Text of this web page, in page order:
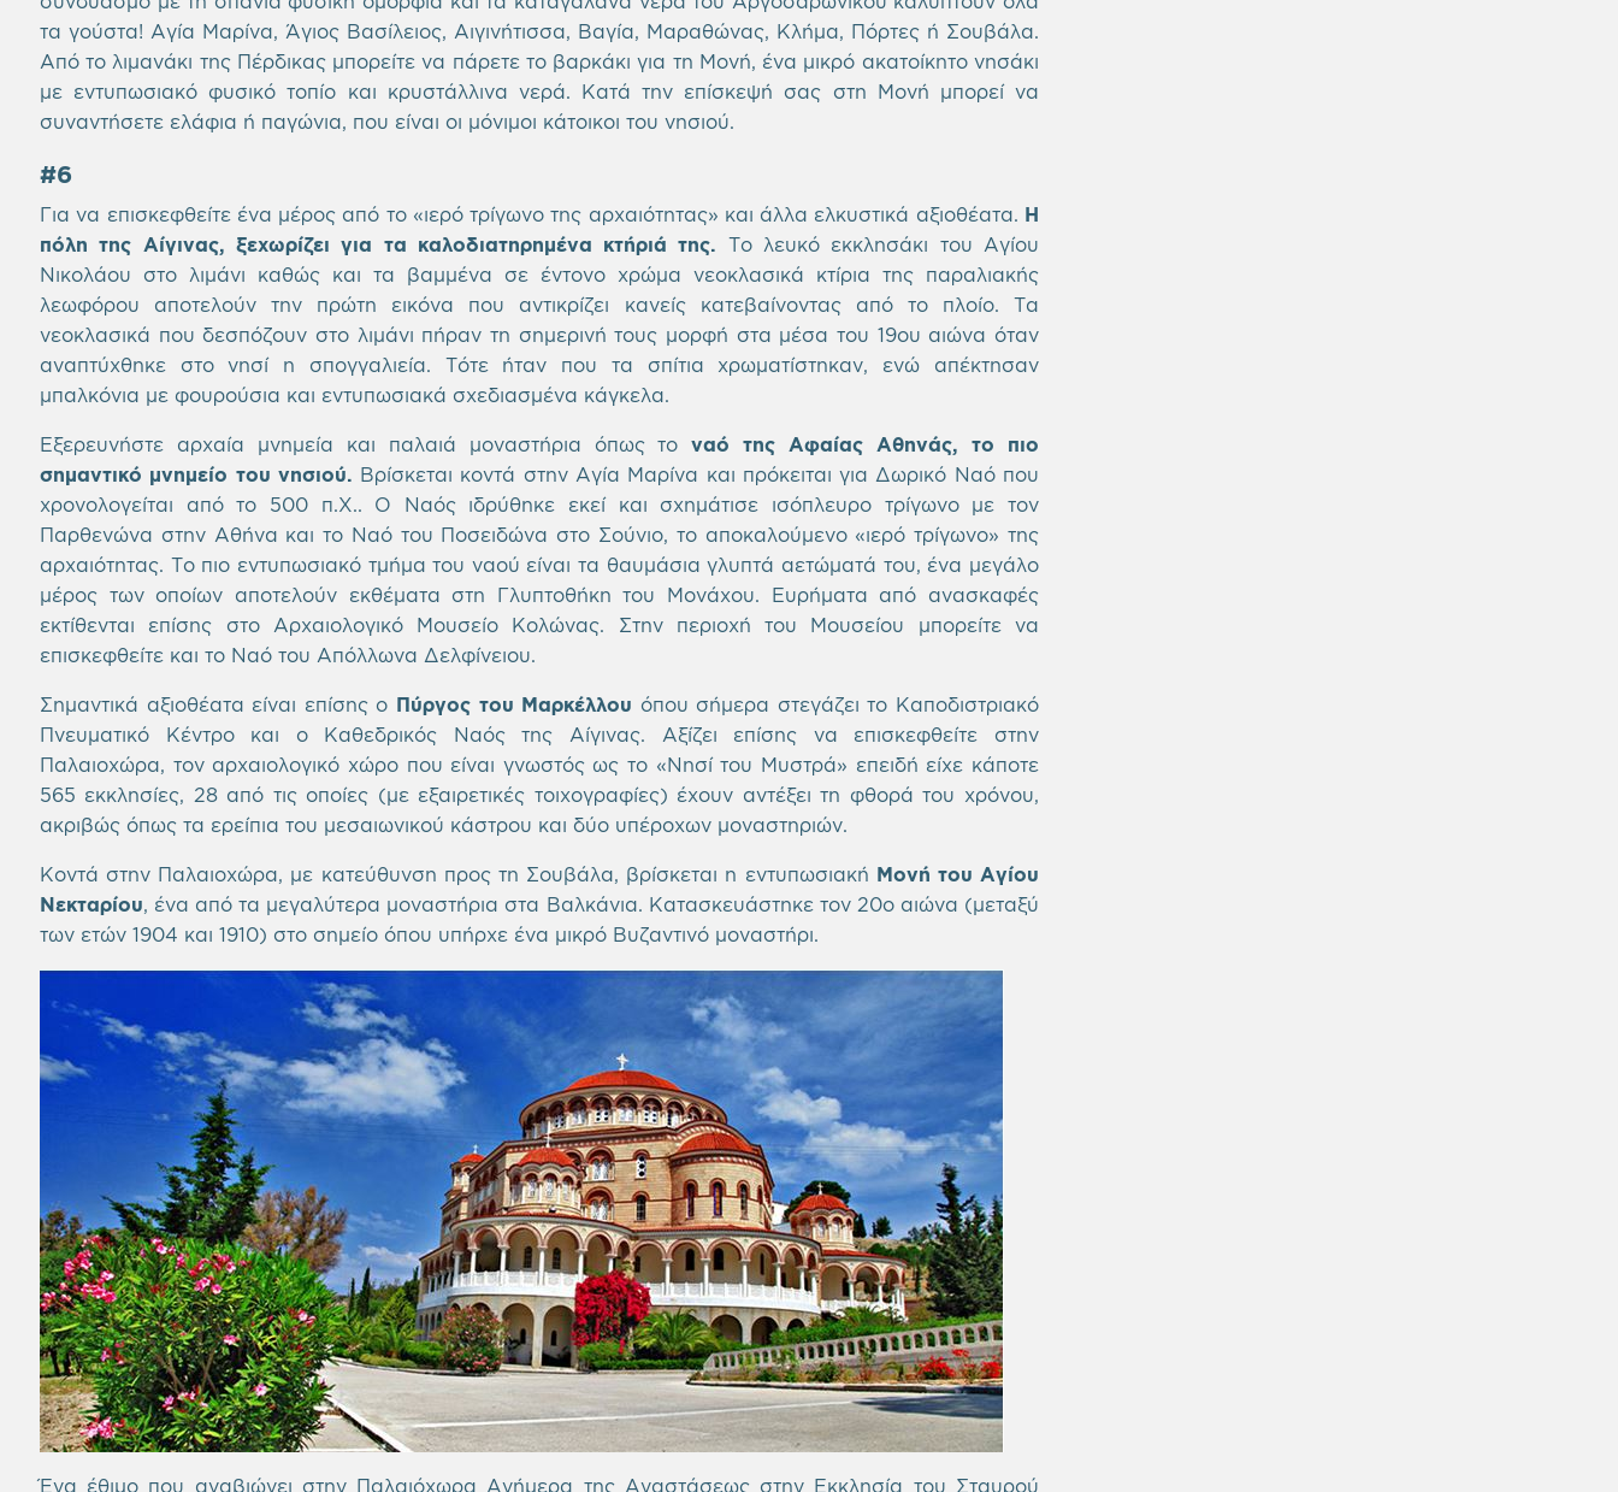
τα γούστα! Αγία Μαρίνα, Άγιος Βασίλειος, Αιγινήτισσα, Βαγία, Μαραθώνας, Κλήμα, Πόρτες ή Σουβάλα.
Από το λιμανάκι της Πέρδικας μπορείτε να πάρετε το βαρκάκι για τη Μονή, ένα μικρό ακατοίκητο νησάκι
με εντυπωσιακό φυσικό τοπίο και κρυστάλλινα νερά. Κατά την επίσκεψή σας στη Μονή μπορεί να
συναντήσετε ελάφια ή παγώνια, που είναι οι μόνιμοι κάτοικοι του νησιού.
#6
Για να επισκεφθείτε ένα μέρος από το «ιερό τρίγωνο της αρχαιότητας» και άλλα ελκυστικά αξιοθέατα. Η
πόλη της Αίγινας, ξεχωρίζει για τα καλοδιατηρημένα κτήριά της.
Το λευκό εκκλησάκι του Αγίου
Νικολάου στο λιμάνι καθώς και τα βαμμένα σε έντονο χρώμα νεοκλασικά κτίρια της παραλιακής
λεωφόρου αποτελούν την πρώτη εικόνα που αντικρίζει κανείς κατεβαίνοντας από το πλοίο. Τα
νεοκλασικά που δεσπόζουν στο λιμάνι πήραν τη σημερινή τους μορφή στα μέσα του 19ου αιώνα όταν
αναπτύχθηκε στο νησί η σπογγαλιεία. Τότε ήταν που τα σπίτια χρωματίστηκαν, ενώ απέκτησαν
μπαλκόνια με φουρούσια και εντυπωσιακά σχεδιασμένα κάγκελα.
Εξερευνήστε αρχαία μνημεία και παλαιά μοναστήρια όπως τοναό της Αφαίας Αθηνάς, το πιο
σημαντικό μνημείο του νησιού. Βρίσκεται κοντά στην Αγία Μαρίνα και πρόκειται για Δωρικό Ναό που
χρονολογείται από το 500 π.Χ.. Ο Ναός ιδρύθηκε εκεί και σχημάτισε ισόπλευρο τρίγωνο με τον
Παρθενώνα στην Αθήνα και το Ναό του Ποσειδώνα στο Σούνιο, το αποκαλούμενο «ιερό τρίγωνο» της
αρχαιότητας. Το πιο εντυπωσιακό τμήμα του ναού είναι τα θαυμάσια γλυπτά αετώματά του, ένα μεγάλο
μέρος των οποίων αποτελούν εκθέματα στη Γλυπτοθήκη του Μονάχου. Ευρήματα από ανασκαφές
εκτίθενται επίσης στο Αρχαιολογικό Μουσείο Κολώνας. Στην περιοχή του Μουσείου μπορείτε να
επισκεφθείτε και το Ναό του Απόλλωνα Δελφίνειου.
Σημαντικά αξιοθέατα είναι επίσης ο Πύργος του Μαρκέλλου όπου σήμερα στεγάζει το Καποδιστριακό
Πνευματικό Κέντρο και ο Καθεδρικός Ναός της Αίγινας. Αξίζει επίσης να επισκεφθείτε στην
Παλαιοχώρα, τον αρχαιολογικό χώρο που είναι γνωστός ως το «Νησί του Μυστρά» επειδή είχε κάποτε
565 εκκλησίες, 28 από τις οποίες (με εξαιρετικές τοιχογραφίες) έχουν αντέξει τη φθορά του χρόνου,
ακριβώς όπως τα ερείπια του μεσαιωνικού κάστρου και δύο υπέροχων μοναστηριών.
Κοντά στην Παλαιοχώρα, με κατεύθυνση προς τη Σουβάλα, βρίσκεται η εντυπωσιακή Μονή του Αγίου
Νεκταρίου , ένα από τα μεγαλύτερα μοναστήρια στα Βαλκάνια. Κατασκευάστηκε τον 20ο αιώνα (μεταξύ
των ετών 1904 και 1910) στο σημείο όπου υπήρχε ένα μικρό Βυζαντινό μοναστήρι.
Ένα έθιμο που αναβιώνει στην Παλαιόχωρα Ανήμερα της Αναστάσεως στην Εκκλησία του Σταυρού